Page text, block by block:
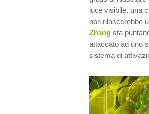
luce visibile, una
non rilascerebbe
Zhang sta
attaccato ad uno
sistema di